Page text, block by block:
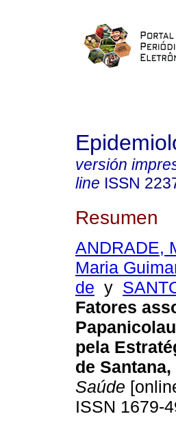
versión
line ISSN
Resumen
ANDRADE,
Maria
de y
Fatores
pela
de
Saúde
ISSN 1679-